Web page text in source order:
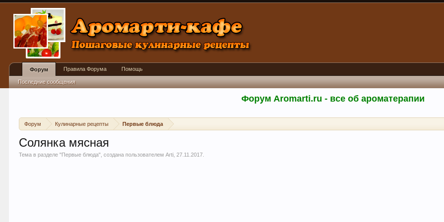
Форум Aromarti.ru - все об ароматерапии
Форум Кулинарные рецепты Первые блюда
Солянка мясная
Тема в разделе "Первые блюда", создана пользователемArti ,27.11.2017
Форум
Последние сообщения
Правила Форума Помощь